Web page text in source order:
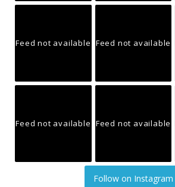
Feed not available Feed not available
Feed not available Feed not available
Follow on Instagram